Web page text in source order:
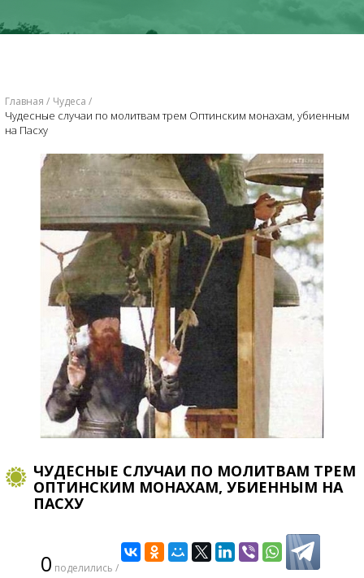
Главная Чудеса
​Чудесные случаи по молитвам трем Оптинским монахам, убиенным
на Пасху
​ЧУДЕСНЫЕ СЛУЧАИ ПО МОЛИТВАМ ТРЕМ
ОПТИНСКИМ МОНАХАМ, УБИЕННЫМ НА
ПАСХУ
0 поделились /